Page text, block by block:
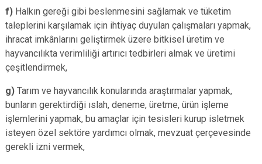
f) Halkın gereği gibi beslenmesini sağlamak ve tüketim
taleplerini karşılamak için ihtiyaç duyulan çalışmaları yapmak,
ihracat imkânlarını geliştirmek üzere bitkisel üretim ve
hayvancılıkta verimliliği artırıcı tedbirleri almak ve üretimi
çeşitlendirmek,
g) Tarım ve hayvancılık konularında araştırmalar yapmak,
bunların gerektirdiği ıslah, deneme, üretme, ürün işleme
işlemlerini yapmak, bu amaçlar için tesisleri kurup isletmek
isteyen özel sektöre yardımcı olmak, mevzuat çerçevesinde
gerekli izni vermek,